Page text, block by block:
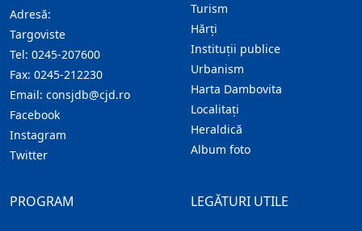
Adresă:
Targoviste
Tel: 0245-207600
Fax: 0245-212230
Email: consjdb@cjd.ro
Facebook
Instagram
Twitter
Turism
Hărţi
Instituţii publice
Urbanism
Harta Dambovita
Localitaţi
Heraldică
Album foto
LEGĂTURI UTILE
PROGRAM